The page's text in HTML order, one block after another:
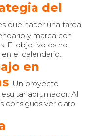
del
que hacer una tarea
y marca con
El objetivo es no
el calendario.
en
. Un proyecto
abrumador. Al
consigues ver claro